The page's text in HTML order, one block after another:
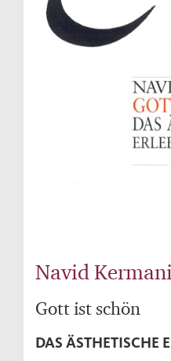
Navid Kermani
Gott ist schön
DAS ÄSTHETISCHE